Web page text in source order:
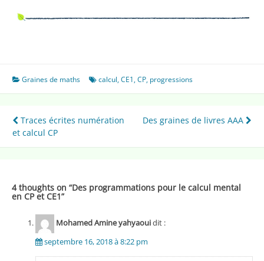
Graines de maths calcul,CE1,CP, progressions
Navigation
de
Traces écrites numération
et calcul CP
Des graines de livres AAA
4 thoughts on “Des programmations pour le calcul mental
en CP et CE1”
Mohamed Amine yahyaouidit :
septembre 16, 2018 à 8:22 pm